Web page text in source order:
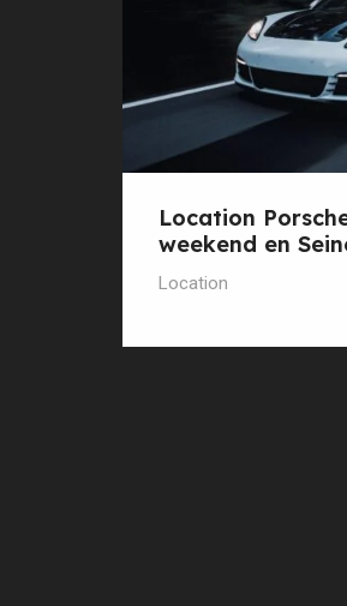
Location
weekend en
Location